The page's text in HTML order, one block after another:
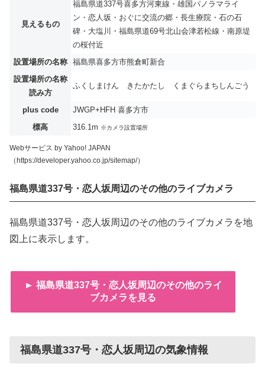
見えるもの
福島県道337号喜多方河東線・雄国パノラマライ
ン・恋人坂・おぐに交流の郷・長生療院・石の石
碑・大塩川・福島県道69号北山会津若松線・南原堤
の桜付近
設置場所の名称
福島県喜多方市熊倉町新合
設置場所の名称
読み方
ふくしまけん きたかたし くまぐらまちしんごう
plus code
JWGP+HFH 喜多方市
標高
316.1m ※カメラ設置場所
Webサービス by Yahoo! JAPAN
（https://developer.yahoo.co.jp/sitemap/）
福島県道337号・恋人坂周辺のその他のライブカメラ
福島県道337号・恋人坂周辺のその他のライブカメラを地
図上に表示します。
► 福島県道337号・恋人坂周辺のその他のライ
ブカメラを見る
福島県道337号・恋人坂周辺の気象情報